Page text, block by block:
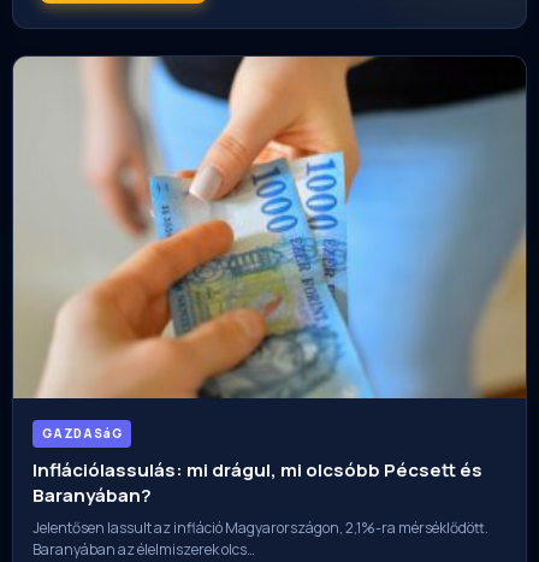
GAZDASáG
Inflációlassulás: mi drágul, mi olcsóbb Pécsett és
Baranyában?
Jelentősen lassult az infláció Magyarországon, 2,1%-ra mérséklődött.
Baranyában az élelmiszerek olcs…